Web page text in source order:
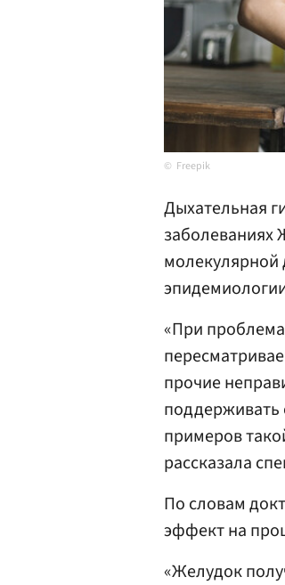
Freepik
Дыхательная
заболеваниях
молекулярной
«При
прочие
поддерживать
примеров
рассказала
По словам
эффект на
«Желудок